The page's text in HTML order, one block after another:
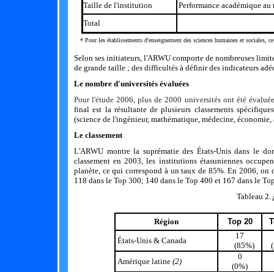
Taille de l'institution
Performance académique
Total
* Pour les établissements d'enseignement des sciences humaines et sociales,
Selon ses initiateurs, l'ARWU comporte de nombreuses
de grande taille ; des difficultés à définir des indicateurs
Le nombre d'universités évaluées
Pour l'étude 2006, plus de 2000 universités ont été
final est la résultante de plusieurs classements
(science de l'ingénieur, mathématique, médecine,
Le classement
L'ARWU montre la suprématie des États-Unis dans le
classement en 2003, les institutions étasuniennes
planète, ce qui correspond à un taux de 85%. En 2006,
118 dans le Top 300; 140 dans le Top 400 et 167 dans le
Tableau 2.
Région Top 20
États-Unis & Canada
17
(85%)
Amérique latine (2)
0
(0%)